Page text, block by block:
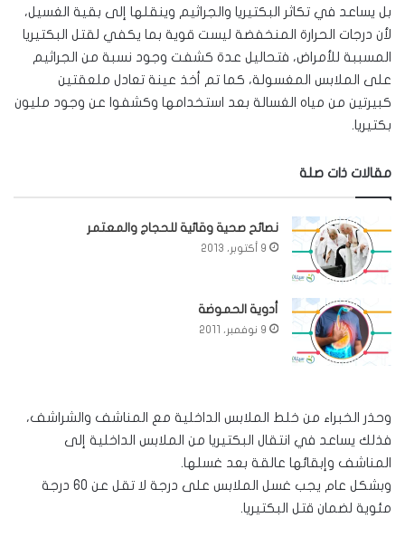
بل يساعد في تكاثر البكتيريا والجراثيم وينقلها إلى بقية الغسيل،
لأن درجات الحرارة المنخفضة ليست قوية بما يكفي لقتل البكتيريا
المسببة للأمراض، فتحاليل عدة كشفت وجود نسبة من الجراثيم
على الملابس المغسولة، كما تم أخذ عينة تعادل ملعقتين
كبيرتين من مياه الغسالة بعد استخدامها وكشفوا عن وجود مليون
بكتيريا.
مقالات ذات صلة
نصائح صحية وقائية للحجاج والمعتمر
9 أكتوبر، 2013
أدوية الحموضة
9 نوفمبر، 2011
وحذر الخبراء من خلط الملابس الداخلية مع المناشف والشراشف،
فذلك يساعد في انتقال البكتيريا من الملابس الداخلية إلى
المناشف وإبقائها عالقة بعد غسلها.
وبشكل عام يجب غسل الملابس على درجة لا تقل عن 60 درجة
مئوية لضمان قتل البكتيريا.